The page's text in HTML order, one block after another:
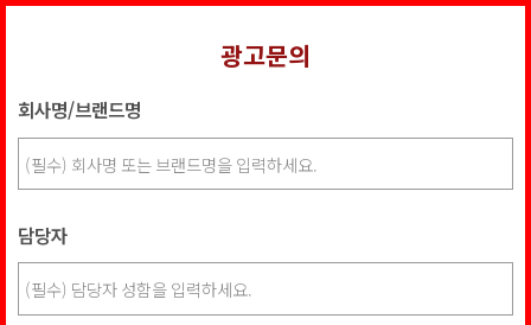
광고문의
회사명/브랜드명
담당자